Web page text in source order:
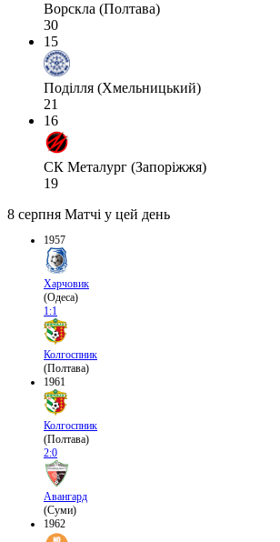
Ворскла (Полтава)
30
15
Поділля (Хмельницький)
21
16
СК Металург (Запоріжжя)
19
8 серпня Матчі у цей день
1957
Харчовик
(Одеса)
1:1
Колгоспник
(Полтава)
1961
Колгоспник
(Полтава)
2:0
Авангард
(Суми)
1962